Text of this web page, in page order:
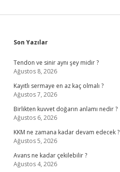
Sidebar
Son Yazılar
Tendon ve sinir aynı şey midir ?
Ağustos 8, 2026
Kayıtlı sermaye en az kaç olmalı ?
Ağustos 7, 2026
Birlikten kuvvet doğarın anlamı nedir ?
Ağustos 6, 2026
KKM ne zamana kadar devam edecek ?
Ağustos 5, 2026
Avans ne kadar çekilebilir ?
Ağustos 4, 2026